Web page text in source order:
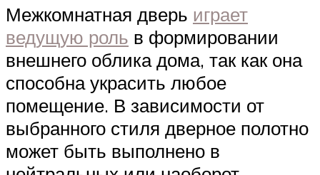
Межкомнатная дверь играет
ведущую роль в формировании
внешнего облика дома, так как она
способна украсить любое
помещение. В зависимости от
выбранного стиля дверное полотно
может быть выполнено в